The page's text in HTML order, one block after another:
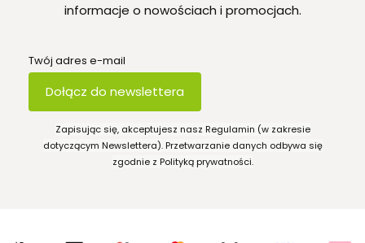
informacje o nowościach i promocjach.
Twój adres e-mail
Dołącz do newslettera
Zapisując się, akceptujesz nasz Regulamin (w zakresie
dotyczącym Newslettera). Przetwarzanie danych odbywa się
zgodnie z Polityką prywatności.